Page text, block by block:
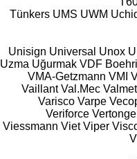
Tünkers UMS UWM
Unisign Universal Unox
Uzma Uğurmak VDF
VMA-Getzmann VMI
Vaillant Val.Mec Valmet
Varisco Varpe
Veriforce
Viessmann Viet Viper